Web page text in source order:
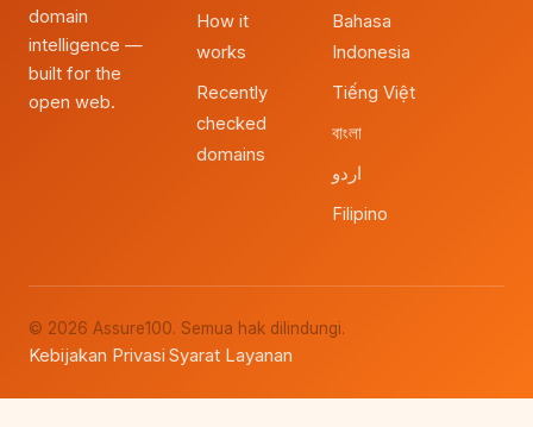
domain
intelligence —
built for the
open web.
How it
works
Recently
checked
domains
Bahasa
Indonesia
Tiếng Việt
বাংলা
اردو
Filipino
© 2026 Assure100. Semua hak dilindungi.
Kebijakan Privasi·Syarat Layanan